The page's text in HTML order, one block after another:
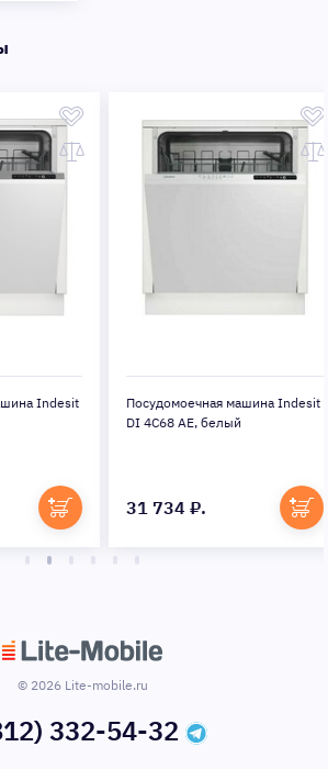
Indesit
Посудомоечная машина Indesit
DI 4C68 AE, белый
31 734 ₽.
© 2026 Lite-mobile.ru
332-54-32